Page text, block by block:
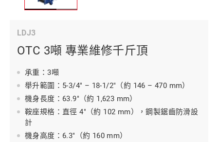
LDJ3
OTC 3噸 專業維修千斤頂
承重：3噸
舉升範圍：5-3/4" – 18-1/2"（約 146 – 470 mm）
機身長度：63.9"（約 1,623 mm）
鞍座規格：直徑 4"（約 102 mm），鋼製鋸齒防滑設
計
機身高度：6.3"（約 160 mm）